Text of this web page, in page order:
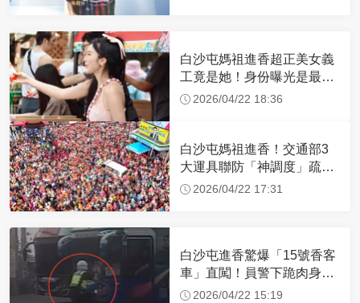
白沙屯媽祖進香超正美女義
工竟是她！身份曝光是最美
禮生 一輩子不結婚
2026/04/22 18:36
白沙屯媽祖進香！交通部3
大運具聯防「神調度」疏運
32.1萬創新高
2026/04/22 17:31
白沙屯進香驚爆「15號香客
車」直闖！員警下跪肉身擋
車：讓行人先過
2026/04/22 15:19